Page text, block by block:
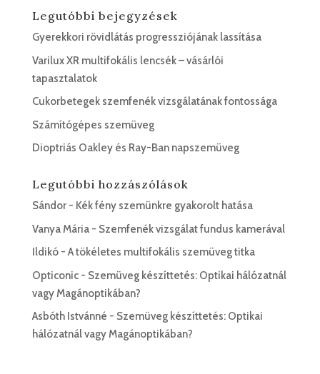
Legutóbbi bejegyzések
Gyerekkori rövidlátás progressziójának lassítása
Varilux XR multifokális lencsék – vásárlói
tapasztalatok
Cukorbetegek szemfenék vizsgálatának fontossága
Számítógépes szemüveg
Dioptriás Oakley és Ray-Ban napszemüveg
Legutóbbi hozzászólások
Sándor- Kék fény szemünkre gyakorolt hatása
Vanya Mária- Szemfenék vizsgálat fundus kamerával
Ildikó-A tökéletes multifokális szemüveg titka
Opticonic- Szemüveg készíttetés: Optikai hálózatnál
vagy Magánoptikában?
Asbóth Istvánné - Szemüveg készíttetés: Optikai
hálózatnál vagy Magánoptikában?